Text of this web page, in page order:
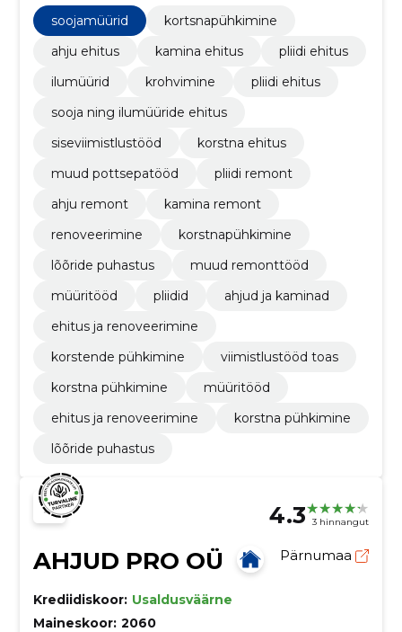
teie kodu soojaks ja turvaliseks.
soojamüürid
kortsnapühkimine
ahju ehitus
kamina ehitus
pliidi ehitus
ilumüürid
krohvimine
pliidi ehitus
sooja ning ilumüüride ehitus
siseviimistlustööd
korstna ehitus
muud pottsepatööd
pliidi remont
ahju remont
kamina remont
renoveerimine
korstnapühkimine
lõõride puhastus
muud remonttööd
müüritööd
pliidid
ahjud ja kaminad
ehitus ja renoveerimine
korstende pühkimine
viimistlustööd toas
korstna pühkimine
müüritööd
ehitus ja renoveerimine
korstna pühkimine
lõõride puhastus
4.3 3 hinnangut
AHJUD PRO OÜ Pärnumaa
Krediidiskoor: Usaldusväärne
Maineskoor: 2060